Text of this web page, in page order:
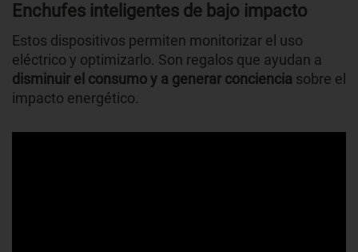
Enchufes inteligentes de bajo impacto
Estos dispositivos permiten monitorizar el uso
eléctrico y optimizarlo. Son regalos que ayudan a
disminuir el consumo y a generar conciencia sobre el
impacto energético.